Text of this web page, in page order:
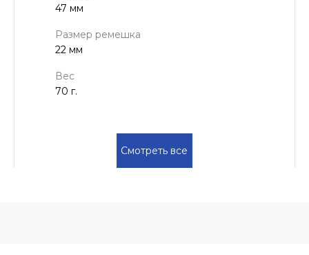
47 мм
Размер ремешка
22 мм
Вес
70 г.
Смотреть все